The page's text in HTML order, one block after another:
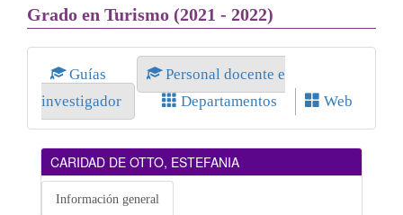
Grado en Turismo (2021 - 2022)
Guías
Personal docente e
investigador
Departamentos Web
CARIDAD DE OTTO, ESTEFANIA
Información general